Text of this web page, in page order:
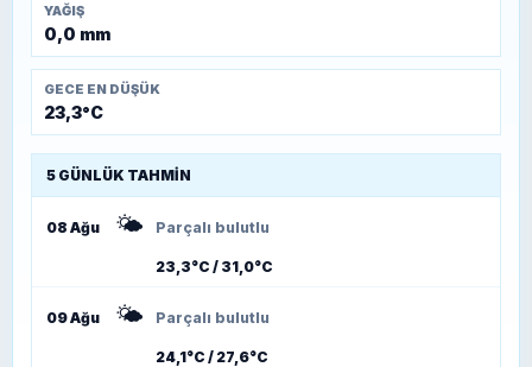
YAĞIŞ
0,0 mm
GECE EN DÜŞÜK
23,3°C
5 GÜNLÜK TAHMIN
08 Ağu 🌤️ Parçalı bulutlu
23,3°C / 31,0°C
09 Ağu 🌤️ Parçalı bulutlu
24,1°C / 27,6°C